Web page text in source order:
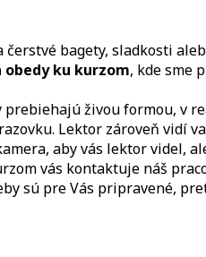
bagety, sladkosti
ku kurzom, kde sme
živou formou, v
Lektor zároveň vidí
aby vás lektor videl,
vás kontaktuje náš
sú pre Vás pripravené,